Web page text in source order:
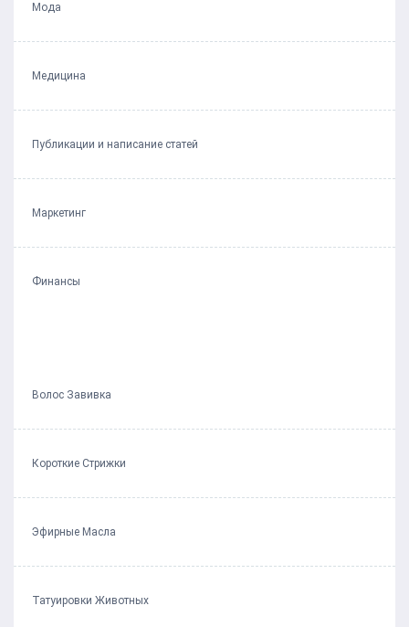
Мода
Медицина
Публикации и написание статей
Маркетинг
Финансы
Волос Завивка
Короткие Стрижки
Эфирные Масла
Татуировки Животных